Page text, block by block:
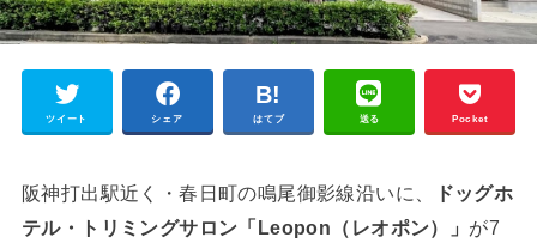
ツイート シェア はてブ 送る Pocket
阪神打出駅近く・春日町の鳴尾御影線沿いに、
ドッグホ
テル・トリミングサロン「Leopon（レオポン）」 が7